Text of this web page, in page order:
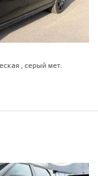
, серый мет.